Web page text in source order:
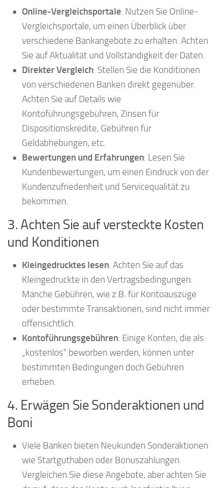
Online-Vergleichsportale: Nutzen Sie Online-
Vergleichsportale, um einen Überblick über
verschiedene Bankangebote zu erhalten. Achten
Sie auf Aktualität und Vollständigkeit der Daten.
Direkter Vergleich: Stellen Sie die Konditionen
von verschiedenen Banken direkt gegenüber.
Achten Sie auf Details wie
Kontoführungsgebühren, Zinsen für
Dispositionskredite, Gebühren für
Geldabhebungen, etc.
Bewertungen und Erfahrungen: Lesen Sie
Kundenbewertungen, um einen Eindruck von der
Kundenzufriedenheit und Servicequalität zu
bekommen.
3. Achten Sie auf versteckte Kosten
und Konditionen
Kleingedrucktes lesen: Achten Sie auf das
Kleingedruckte in den Vertragsbedingungen.
Manche Gebühren, wie z.B. für Kontoauszüge
oder bestimmte Transaktionen, sind nicht immer
offensichtlich.
Kontoführungsgebühren: Einige Konten, die als
„kostenlos“ beworben werden, können unter
bestimmten Bedingungen doch Gebühren
erheben.
4. Erwägen Sie Sonderaktionen und
Boni
Viele Banken bieten Neukunden Sonderaktionen
wie Startguthaben oder Bonuszahlungen.
Vergleichen Sie diese Angebote, aber achten Sie